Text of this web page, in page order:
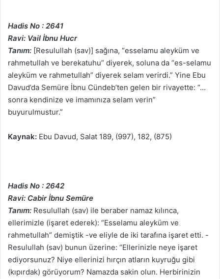
Hadis No : 2641
Ravi: Vail İbnu Hucr
Tanım: [Resulullah (sav)] sağına, “esselamu aleyküm ve
rahmetullah ve berekatuhu” diyerek, soluna da “es-selamu
aleyküm ve rahmetullah” diyerek selam verirdi.” Yine Ebu
Davud’da Semüre İbnu Cündeb’ten gelen bir rivayette: “…
sonra kendinize ve imamınıza selam verin”
buyurulmustur.”
Kaynak: Ebu Davud, Salat 189, (997), 182, (875)
Hadis No : 2642
Ravi: Cabir İbnu Semüre
Tanım: Resulullah (sav) ile beraber namaz kılınca,
ellerimizle (işaret ederek): “Esselamu aleyküm ve
rahmetullah” demiştik -ve eliyle de iki tarafına işaret etti. -
Resulullah (sav) bunun üzerine: “Ellerinizle neye işaret
ediyorsunuz? Niye ellerinizi hırçın atların kuyruğu gibi
(kıpırdak) görüyorum? Namazda sakin olun. Herbirinizin